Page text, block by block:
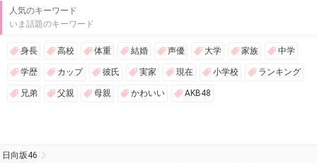
人気のキーワード
いま話題のキーワード
身長 高校 体重 結婚 声優 大学 家族 中学
学歴 カップ 彼氏 実家 現在 小学校 ランキング
兄弟 父親 母親 かわいい AKB48
日向坂46